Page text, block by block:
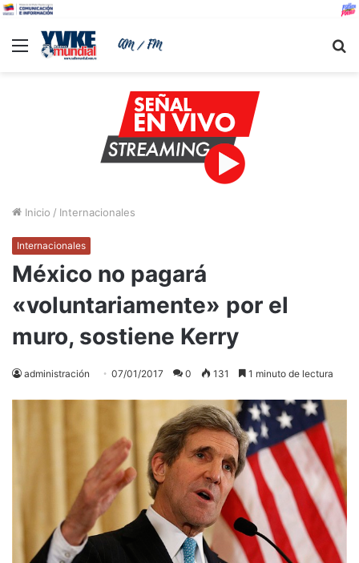
Menu
Inicio / Internacionales
Internacionales
México no pagará
«voluntariamente» por el
muro, sostiene Kerry
administración 07/01/2017 0 131 1 minuto de lectura